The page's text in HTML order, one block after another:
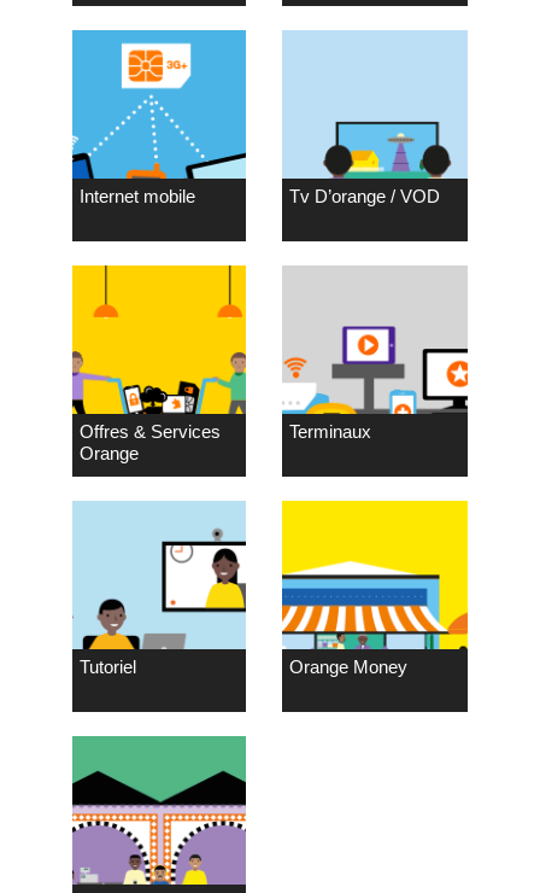
Internet mobile Tv D’orange / VOD
Offres & Services
Orange
Terminaux
Tutoriel Orange Money